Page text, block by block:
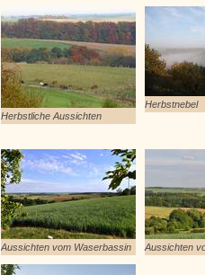
Herbstliche Aussichten
Herbstnebel
Aussichten vom Waserbassin Aussichten